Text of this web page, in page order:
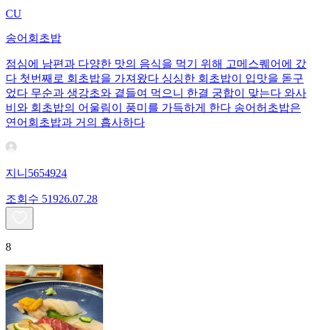
CU
송어회초밥
점심에 남편과 다양한 맛의 음식을 먹기 위해 고메스퀘어에 갔
다 첫번째로 회초밥을 가져왔다 싱싱한 회초밥이 입맛을 돋구
었다 무순과 생강초와 곁들여 먹으니 한결 궁합이 맞는다 와사
비와 회초밥의 어울림이 풍미를 가득하게 한다 송어허초밥은
연어회초밥과 거의 흡사하다
지니5654924
조회수 51926.07.28
8